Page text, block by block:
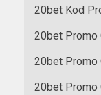
20bet Kod
20bet Promo
20bet Promo
20bet Promo